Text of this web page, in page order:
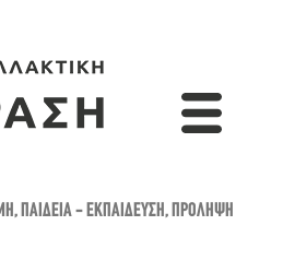
,ΠΑΙΔΕΊΑ - ΕΚΠΑΊΔΕΥΣΗ,ΠΡΌΛΗΨΗ